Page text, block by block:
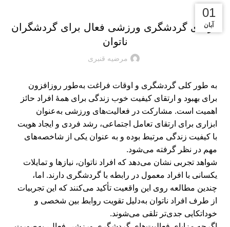
مزایای گردشگری ورزشی فعال برای گردشگران
ناتوان
مرضیه قنبری
به طور کلی گردشگری و اوقات فراغت به‌طور روزافزون
برای بهبود و ارتقای کیفیت خوب زندگی برای همۀ افراد حائز
اهمیت است. مشارکت در فعالیت‌های ورزشی به‌عنوان
ابزاری برای ارتقای تعامل اجتماعی، رشد فردی و ایجاد هویت
با کیفیت زندگی مرتبط بوده و به عنوان یکی از شاخصه‌های
مهم در نظر گرفته می‌شود.
شواهد تجربی نشان می‌دهد که افراد ناتوان، نیازها و تمایلات
یکسانی با افراد معمول در رابطه با گردشگری دارند. اما،
چندین مطالعه روی این واقعیت تأکید می‌کنند که این تجربیات
از طرف افراد ناتوان به‌دلیل تقویت روابط بین شخصی و
خوداتکایی جدی‌تر تلقی می‌شوند.
01
آبان
01
آبان
01
آبان